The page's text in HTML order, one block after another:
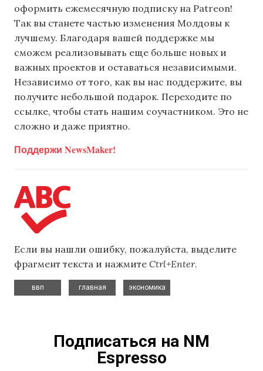
оформить ежемесячную подписку на Patreon!
Так вы станете частью изменения Молдовы к
лучшему. Благодаря вашей поддержке мы
сможем реализовывать еще больше новых и
важных проектов и оставаться независимыми.
Независимо от того, как вы нас поддержите, вы
получите небольшой подарок. Переходите по
ссылке, чтобы стать нашим соучастником. Это не
сложно и даже приятно.
Поддержи NewsMaker!
Если вы нашли ошибку, пожалуйста, выделите
фрагмент текста и нажмите Ctrl+Enter.
ввп
главная
экономика
Подписаться на NM
Espresso